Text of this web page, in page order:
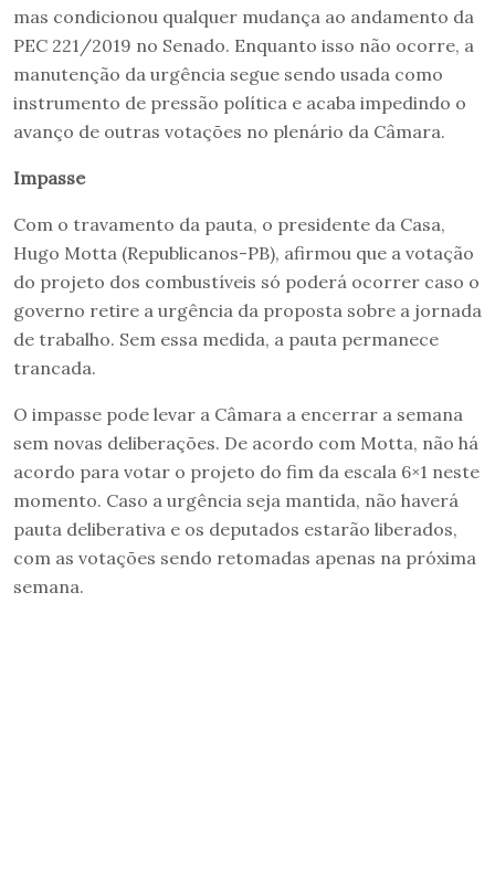
mas condicionou qualquer mudança ao andamento da
PEC 221/2019 no Senado. Enquanto isso não ocorre, a
manutenção da urgência segue sendo usada como
instrumento de pressão política e acaba impedindo o
avanço de outras votações no plenário da Câmara.
Impasse
Com o travamento da pauta, o presidente da Casa,
Hugo Motta (Republicanos-PB), afirmou que a votação
do projeto dos combustíveis só poderá ocorrer caso o
governo retire a urgência da proposta sobre a jornada
de trabalho. Sem essa medida, a pauta permanece
trancada.
O impasse pode levar a Câmara a encerrar a semana
sem novas deliberações. De acordo com Motta, não há
acordo para votar o projeto do fim da escala 6×1 neste
momento. Caso a urgência seja mantida, não haverá
pauta deliberativa e os deputados estarão liberados,
com as votações sendo retomadas apenas na próxima
semana.